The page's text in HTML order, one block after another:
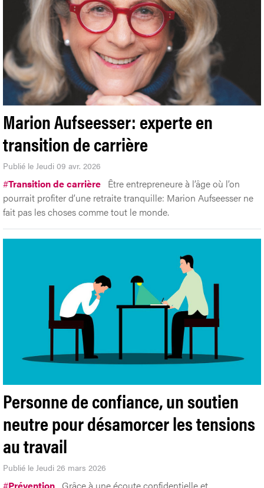
Marion Aufseesser: experte en
transition de carrière
Publié le Jeudi 09 avr. 2026
#Transition de carrière Être entrepreneure à l’âge où l’on
pourrait profiter d’une retraite tranquille: Marion Aufseesser ne
fait pas les choses comme tout le monde.
Personne de confiance, un soutien
neutre pour désamorcer les tensions
au travail
Publié le Jeudi 26 mars 2026